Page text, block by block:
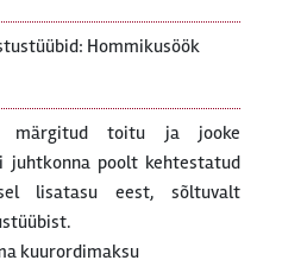
Hommikusöök
märgitud toitu ja jooke
juhtkonna poolt kehtestatud
lisatasu eest, sõltuvalt
kuurordimaksu